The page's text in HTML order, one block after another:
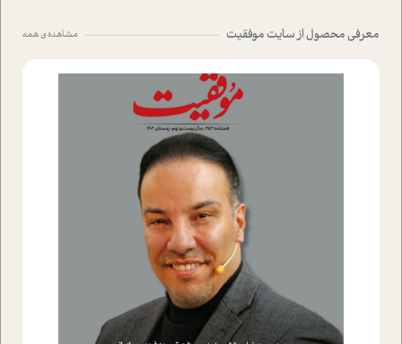
معرفی محصول از سایت موفقیت مشاهده ی همه